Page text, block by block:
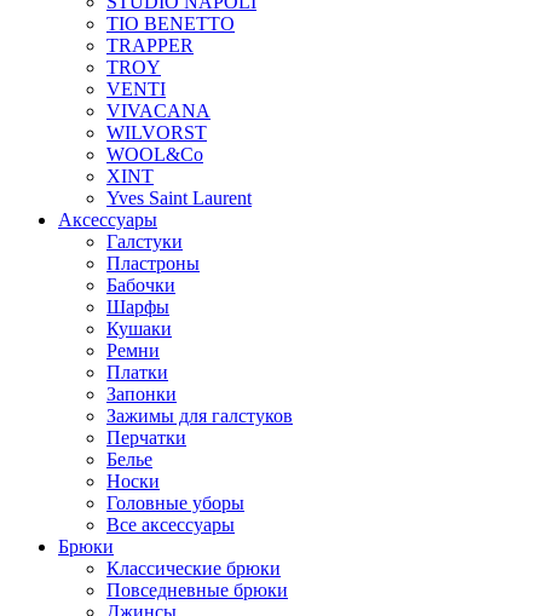
TIO BENETTO
TRAPPER
TROY
VENTI
VIVACANA
WILVORST
WOOL&Co
XINT
Yves Saint Laurent
Аксессуары
Галстуки
Пластроны
Бабочки
Шарфы
Кушаки
Ремни
Платки
Запонки
Зажимы для галстуков
Перчатки
Белье
Носки
Головные уборы
Все аксессуары
Брюки
Классические брюки
Повседневные брюки
Джинсы